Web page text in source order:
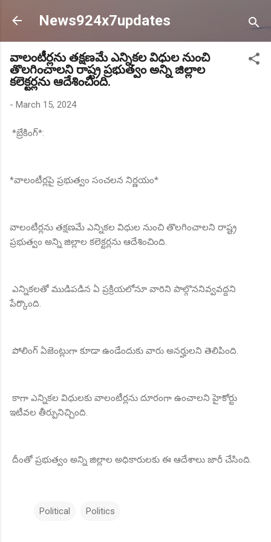
Skip to main content
News924x7updates
వాలంటీర్లను తక్షణమే ఎన్నికల విధుల నుంచి
తొలగించాలని రాష్ట్ర ప్రభుత్వం అన్ని జిల్లాల
కలెక్టర్లను ఆదేశించింది.
- March 15, 2024
*బ్రేకింగ్*:
*వాలంటీర్లపై ప్రభుత్వం సంచలన నిర్ణయం*
వాలంటీర్లను తక్షణమే ఎన్నికల విధుల నుంచి తొలగించాలని రాష్ట్ర
ప్రభుత్వం అన్ని జిల్లాల కలెక్టర్లను ఆదేశించింది.
ఎన్నికలతో ముడిపడిన ఏ ప్రక్రియలోనూ వారిని పాల్గొననివ్వవద్దని
పేర్కొంది.
పోలింగ్ ఏజెంట్లుగా కూడా ఉండేందుకు వారు అనర్హులని తెలిపింది.
కాగా ఎన్నికల విధులకు వాలంటీర్లను దూరంగా ఉంచాలని హైకోర్టు
ఇటీవల తీర్పునిచ్చింది.
దీంతో ప్రభుత్వం అన్ని జిల్లాల అధికారులకు ఈ ఆదేశాలు జారీ చేసింది.
Political Politics